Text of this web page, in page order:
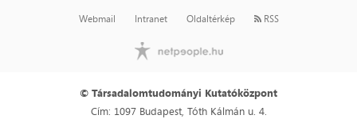
Webmail Intranet Oldaltérkép RSS
© Társadalomtudományi Kutatóközpont
Cím: 1097 Budapest, Tóth Kálmán u. 4.